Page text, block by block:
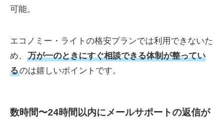
可能。
エコノミー・ライトの格安プランでは利用できないた
め、
万が一のときにすぐ相談できる体制が整ってい
るのは嬉しいポイントです。
数時間〜24時間以内にメールサポートの返信が